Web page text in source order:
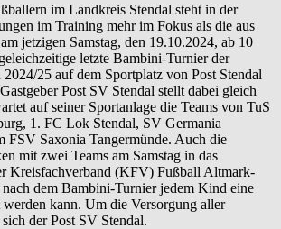
im Landkreis Stendal steht in der
im Training mehr im Fokus als die aus
jetzigen Samstag, den 19.10.2024, ab 10
letzte Bambini-Turnier der
25 auf dem Sportplatz von Post Stendal
Post SV Stendal stellt dabei gleich
auf seiner Sportanlage die Teams von TuS
1. FC Lok Stendal, SV Germania
FSV Saxonia Tangermünde. Auch die
mit zwei Teams am Samstag in das
Kreisfachverband (KFV) Fußball Altmark-
nach dem Bambini-Turnier jedem Kind eine
kann. Um die Versorgung aller
der Post SV Stendal.